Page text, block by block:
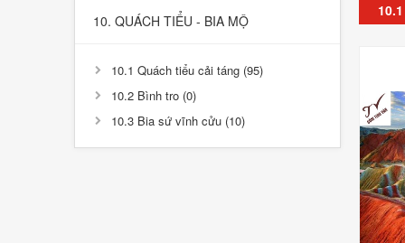
10. QUÁCH TIỂU - BIA MỘ
10.1 Quách tiểu cải táng (95)
10.2 Bình tro (0)
10.3 Bia sứ vĩnh cửu (10)